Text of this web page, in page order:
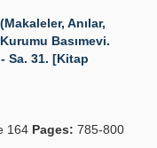
Anılar,
Basımevi.
Sa. 31. [Kitap
164 Pages: 785-800